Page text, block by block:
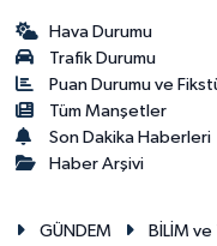
Hava Durumu
Trafik Durumu
Puan Durumu ve
Tüm Manşetler
Son Dakika Haberleri
Haber Arşivi
GÜNDEM BİLİM ve